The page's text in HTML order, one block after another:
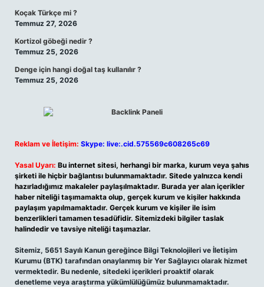
Koçak Türkçe mi ?
Temmuz 27, 2026
Kortizol göbeği nedir ?
Temmuz 25, 2026
Denge için hangi doğal taş kullanılır ?
Temmuz 25, 2026
Reklam ve İletişim: Skype: live:.cid.575569c608265c69
Yasal Uyarı: Bu internet sitesi, herhangi bir marka, kurum veya şahıs
şirketi ile hiçbir bağlantısı bulunmamaktadır. Sitede yalnızca kendi
hazırladığımız makaleler paylaşılmaktadır. Burada yer alan içerikler
haber niteliği taşımamakta olup, gerçek kurum ve kişiler hakkında
paylaşım yapılmamaktadır. Gerçek kurum ve kişiler ile isim
benzerlikleri tamamen tesadüfidir. Sitemizdeki bilgiler taslak
halindedir ve tavsiye niteliği taşımazlar.
Sitemiz, 5651 Sayılı Kanun gereğince Bilgi Teknolojileri ve İletişim
Kurumu (BTK) tarafından onaylanmış bir Yer Sağlayıcı olarak hizmet
vermektedir. Bu nedenle, sitedeki içerikleri proaktif olarak
denetleme veya araştırma yükümlülüğümüz bulunmamaktadır.